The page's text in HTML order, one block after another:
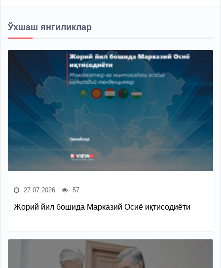
Ўхшаш янгиликлар
27.07.2026 57
Жорий йил бошида Марказий Осиё иқтисодиёти